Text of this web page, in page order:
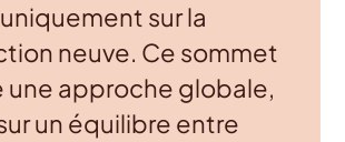
sur la
neuve. Ce sommet
une approche globale,
un équilibre entre